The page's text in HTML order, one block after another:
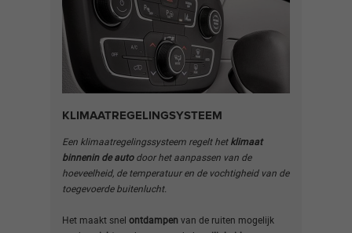
KLIMAATREGELINGSYSTEEM
Een klimaatregelingssysteem regelt hetklimaat
binnenin de autodoor het aanpassen van de
hoeveelheid, de temperatuur en de vochtigheid van de
toegevoerde buitenlucht.
Het maakt snel ontdampenvan de ruiten mogelijk